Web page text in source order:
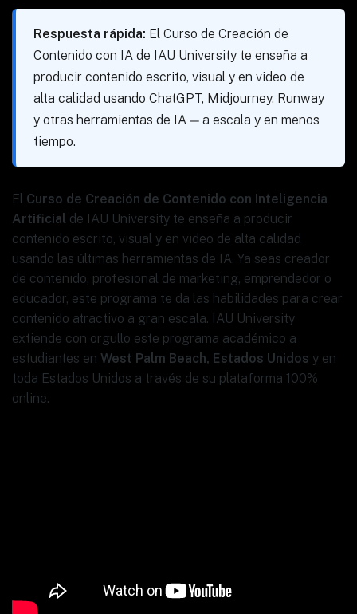
Respuesta rápida: El Curso de Creación de
Contenido con IA de IAU University te enseña a
producir contenido escrito, visual y en video de
alta calidad usando ChatGPT, Midjourney, Runway
y otras herramientas de IA — a escala y en menos
tiempo.
El Curso de Creación de Contenido con Inteligencia
Artificial de IAU University te enseña a producir
contenido escrito, visual y en video de alta calidad
usando las últimas herramientas de IA. Ya seas creador
de contenido, profesional de marketing, emprendedor o
educador, este programa te da las habilidades para crear
contenido atractivo a gran escala. IAU University
extiende con orgullo este programa académico a
estudiantes en West Palm Beach, Estados Unidos y en
toda Estados Unidos a través de su plataforma 100%
online.